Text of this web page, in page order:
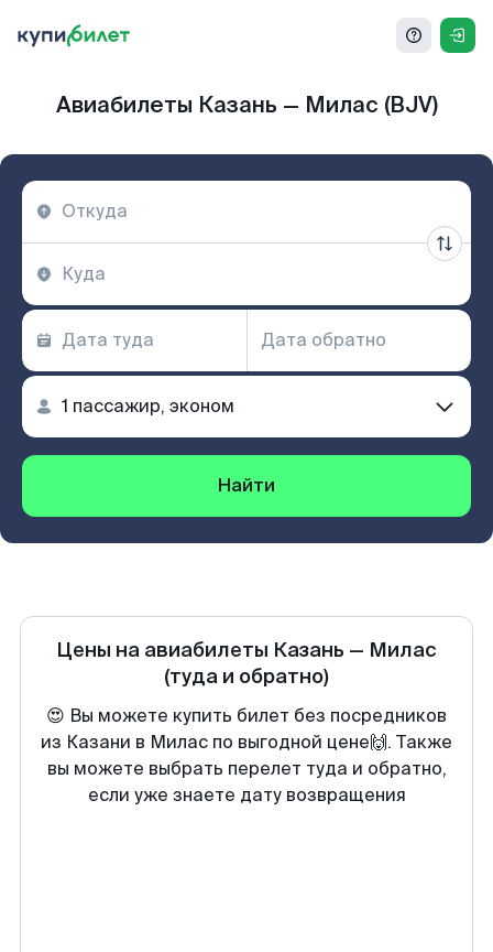
Авиабилеты Казань — Милас (BJV)
Найти
Цены на авиабилеты Казань — Милас
(туда и обратно)
😍 Вы можете купить билет без посредников
из Казани в Милас по выгодной цене🙌. Также
вы можете выбрать перелет туда и обратно,
если уже знаете дату возвращения